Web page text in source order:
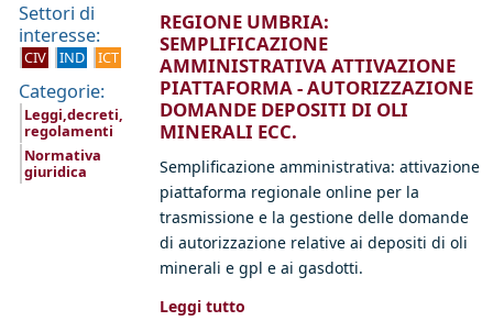
Settori di
interesse:
CIV IND ICT
Categorie:
Leggi,decreti,
regolamenti
Normativa
giuridica
REGIONE UMBRIA:
SEMPLIFICAZIONE
AMMINISTRATIVA ATTIVAZIONE
PIATTAFORMA - AUTORIZZAZIONE
DOMANDE DEPOSITI DI OLI
MINERALI ECC.
Semplificazione amministrativa: attivazione
piattaforma regionale online per la
trasmissione e la gestione delle domande
di autorizzazione relative ai depositi di oli
minerali e gpl e ai gasdotti.
Leggi tutto